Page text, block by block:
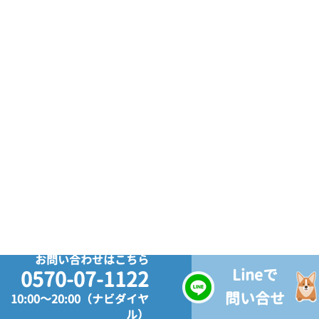
お問い合わせはこちら
0570-07-1122
10:00～20:00（ナビダイヤ
ル）
Lineで
問い合せ